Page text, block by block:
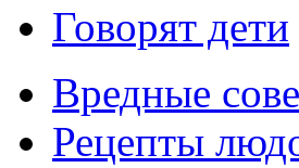
Говорят дети
Вредные
Рецепты